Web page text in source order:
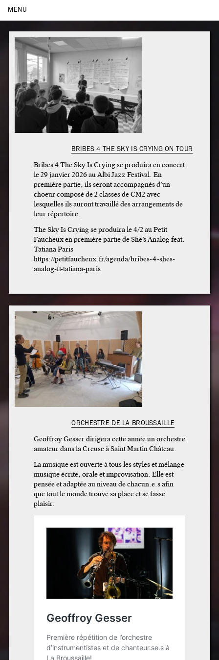
MENU
ACTUALITÉS
BIOGRAPHIE
PROJETS
CONCERTS
DISCOGRAPHIE
LIENS
CONTACT
EN/ FR
BRIBES 4 THE SKY IS CRYING ON TOUR
Bribes 4 The Sky Is Crying se produira en concert
le 29 janvier 2026 au Albi Jazz Festival. En
première partie, ils seront accompagnés d’un
choeur composé de 2 classes de CM2 avec
lesquelles ils auront travaillé des arrangements de
leur répertoire.
The Sky Is Crying se produira le 4/2 au Petit
Faucheux en première partie de She’s Analog feat.
Tatiana Paris
https://petitfaucheux.fr/agenda/bribes-4-shes-
analog-ft-tatiana-paris
ORCHESTRE DE LA BROUSSAILLE
Geoffroy Gesser dirigera cette année un orchestre
amateur dans la Creuse à Saint Martin Château.
La musique est ouverte à tous les styles et mélange
musique écrite, orale et improvisation. Elle est
pensée et adaptée au niveau de chacun.e.s afin
que tout le monde trouve sa place et se fasse
plaisir.